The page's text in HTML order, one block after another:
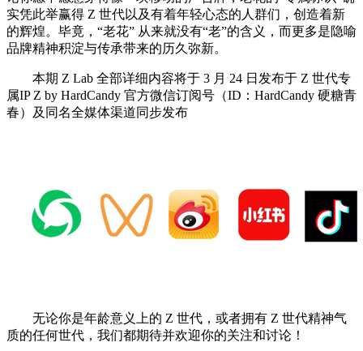
实凭此举赢得 Z 世代以及有着年轻心态的人群们，创造着新
的辉煌。毕竟，“老花” 从来就没有“老”的含义，而更多是隐喻
品牌精神积淀与传承带来的历久弥新。
本期 Z Lab 全部详细内容将于 3 月 24 日发布于 Z 世代专
属IP Z by HardCandy 官方微信订阅号（ID：HardCandy 硬糖青
春）及同名全媒体渠道同步发布
无论你是年龄意义上的 Z 世代，或者拥有 Z 世代精神气
质的任何世代，我们都期待并欢迎你的关注和讨论！